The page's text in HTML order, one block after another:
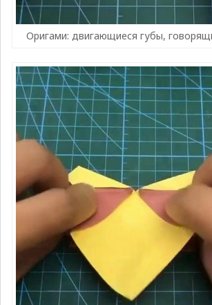
Оригами: двигающиеся губы,